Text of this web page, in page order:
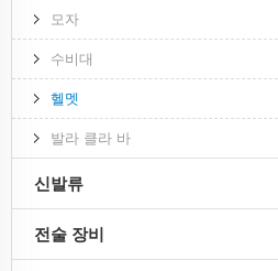
모자
수비대
헬멧
발라 클라 바
신발류
전술 장비